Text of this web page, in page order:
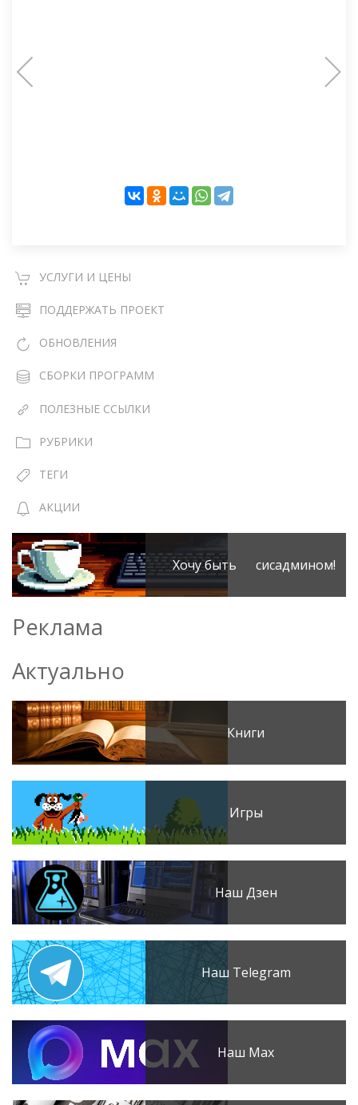
УСЛУГИ И ЦЕНЫ
ПОДДЕРЖАТЬ ПРОЕКТ
ОБНОВЛЕНИЯ
СБОРКИ ПРОГРАММ
ПОЛЕЗНЫЕ ССЫЛКИ
РУБРИКИ
ТЕГИ
АКЦИИ
Хочу быть сисадмином!
Реклама
Актуально
Книги
Игры
Наш Дзен
Наш Telegram
Наш Max